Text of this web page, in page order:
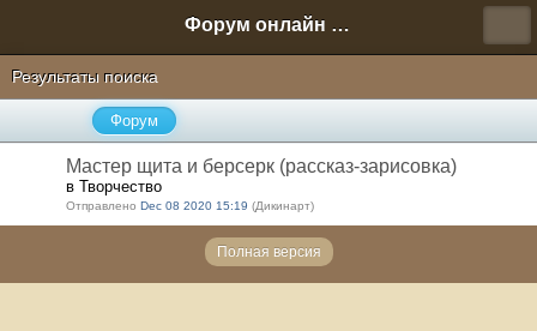
Форум онлайн игры "Новая Эра" (Нюра Биз)
Результаты поиска
Форум
Мастер щита и берсерк (рассказ-зарисовка)
в Творчество
Отправлено Dec 08 2020 15:19 (Дикинарт)
Полная версия